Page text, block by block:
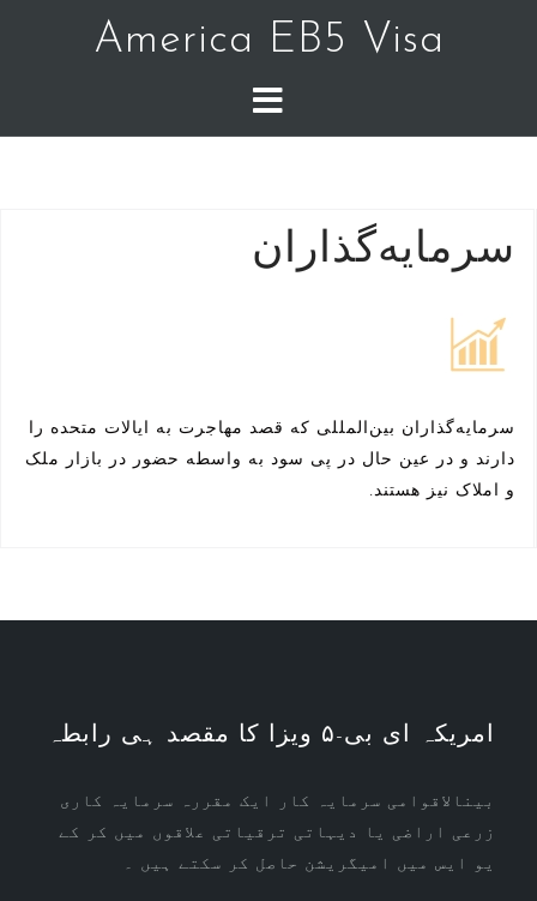
America EB5 Visa
سرمایه‌گذاران
سرمایه‌گذاران بین‌المللی که قصد مهاجرت به ایالات متحده را
دارند و در عین حال در پی سود به واسطه حضور در بازار ملک
و املاک نیز هستند.
امریکہ ای بی-۵ ویزا کا مقصد ہی رابطہ
بینالاقوامی سرمایہ کار ایک مقررہ سرمایہ کاری
زرعی اراضی یا دیہاتی ترقیاتی علاقوں میں کر کے
یو ایس میں امیگریشن حاصل کر سکتے ہیں ۔